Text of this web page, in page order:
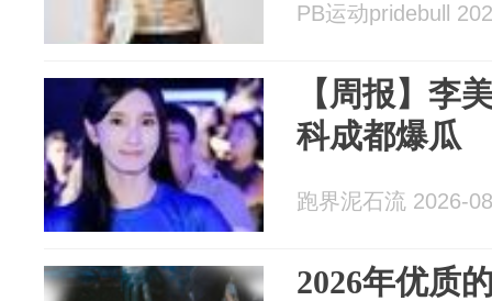
PB运动pridebull
【周报】李
科成都爆瓜
跑界泥石流 2026-
2026年优质